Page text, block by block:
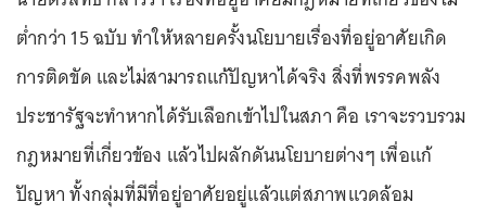
ต่ำกว่า 15 ฉบับ ทำให้หลายครั้งนโยบายเรื่องที่อยู่อาศัยเกิด
การติดขัด และไม่สามารถแก้ปัญหาได้จริง สิ่งที่พรรคพลัง
ประชารัฐจะทำหากได้รับเลือกเข้าไปในสภา คือ เราจะรวบรวม
กฎหมายที่เกี่ยวข้อง แล้วไปผลักดันนโยบายต่างๆ เพื่อแก้
ปัญหา ทั้งกลุ่มที่มีที่อยู่อาศัยอยู่แล้วแต่สภาพแวดล้อม